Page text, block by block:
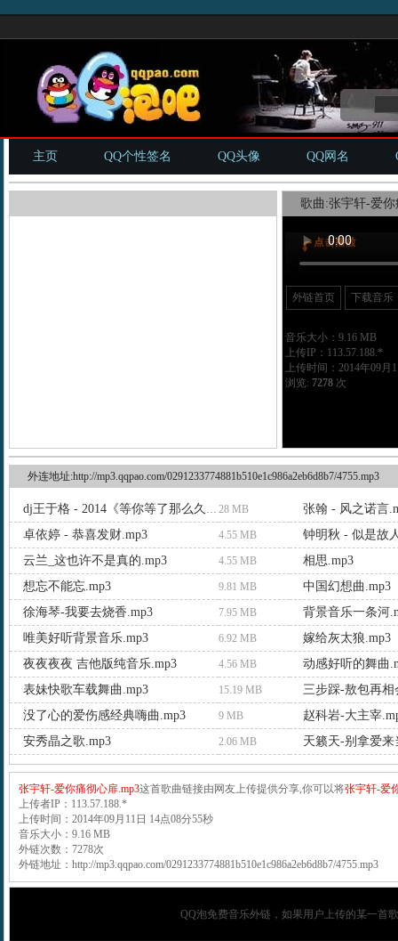
主页 QQ个性签名 QQ头像 QQ网名
歌曲:张宇轩-爱你
外链首页 下载音乐
音乐大小：9.16 MB
上传IP：113.57.188.*
上传时间：2014年09月
浏览: 7278次
外连地址:http://mp3.qqpao.com/0291233774881b510e1c986a2eb6d8b7/4755.mp3
dj王于格 - 2014《等你等了那么久》慢摇串烧 .mp3 28 MB
张翰 - 风之诺言
卓依婷 - 恭喜发财.mp3
4.55 MB
钟明秋 - 似是故
云兰_这也许不是真的.mp3
4.55 MB
相思.mp3
想忘不能忘.mp3
9.81 MB
中国幻想曲.mp3
徐海琴-我要去烧香.mp3
7.95 MB
背景音乐一条河
唯美好听背景音乐.mp3
6.92 MB
嫁给灰太狼.mp3
夜夜夜夜 吉他版纯音乐.mp3
4.56 MB
动感好听的舞曲
表妹快歌车载舞曲.mp3
15.19 MB
三步踩-敖包再相
没了心的爱伤感经典嗨曲.mp3
9 MB
赵科岩-大主宰
安秀晶之歌.mp3
2.06 MB 天籁天-别拿爱来
张宇轩-爱你痛彻心扉.mp3这首歌曲链接由网友上传提供分享,你可以将张宇轩-爱
上传者IP：113.57.188.*
上传时间：2014年09月11日 14点08分55秒
音乐大小：9.16 MB
外链次数：7278次
外链地址：http://mp3.qqpao.com/0291233774881b510e1c986a2eb6d8b7/4755.mp3
QQ泡免费音乐外链，如果用户上传的某一首